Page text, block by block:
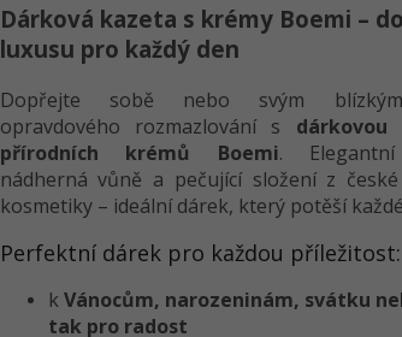
Dárková kazeta s krémy Boemi –
luxusu pro každý den
Dopřejte sobě nebo svým
opravdového rozmazlování s dárkovou
přírodních krémů Boemi.
nádherná vůně a pečující složení z
kosmetiky – ideální dárek, který potěší
Perfektní dárek pro každou příležitost:
kVánocům, narozeninám, svátku
tak pro radost